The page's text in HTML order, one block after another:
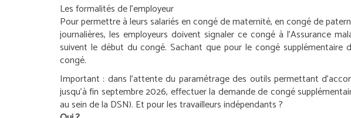
Les formalités de l’employeur
Pour permettre à leurs salariés en congé de maternité, en congé de
journalières, les employeurs doivent signaler ce congé à l’Assurance
suivent le début du congé. Sachant que pour le congé
congé.
Important : dans l’attente du paramétrage des outils permettant
jusqu’à fin septembre 2026, effectuer la demande de congé
au sein de la DSN). Et pour les travailleurs indépendants ?